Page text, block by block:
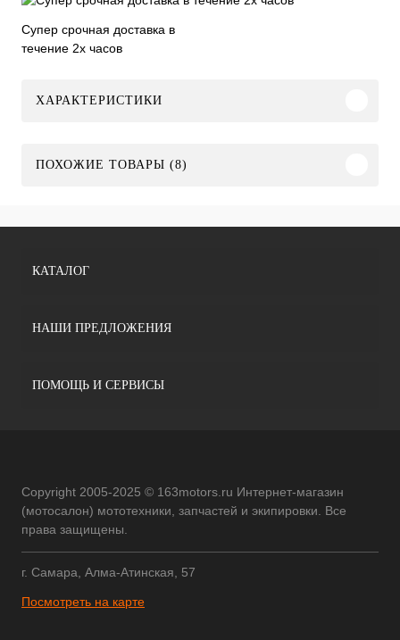
Супер срочная доставка в
течение 2х часов
ХАРАКТЕРИСТИКИ
ПОХОЖИЕ ТОВАРЫ (8)
КАТАЛОГ
НАШИ ПРЕДЛОЖЕНИЯ
ПОМОЩЬ И СЕРВИСЫ
Copyright 2005-2025 © 163motors.ru Интернет-магазин
(мотосалон) мототехники, запчастей и экипировки. Все
права защищены.
г. Самара, Алма-Атинская, 57
Посмотреть на карте